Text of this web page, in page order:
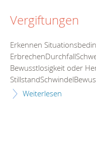
Vergiftungen
Erkennen
Bewusstlosigkeit oder
Weiterlesen